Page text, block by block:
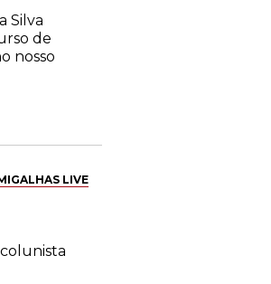
Silva
de
nosso
LIVE